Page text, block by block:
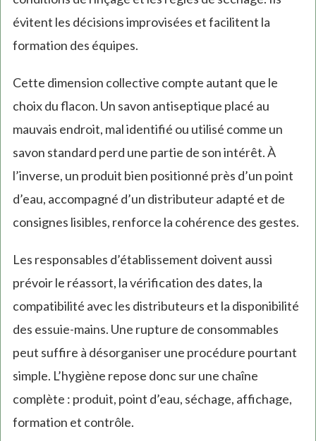
évitent les décisions improvisées et facilitent la
formation des équipes.
Cette dimension collective compte autant que le
choix du flacon. Un savon antiseptique placé au
mauvais endroit, mal identifié ou utilisé comme un
savon standard perd une partie de son intérêt. À
l’inverse, un produit bien positionné près d’un point
d’eau, accompagné d’un distributeur adapté et de
consignes lisibles, renforce la cohérence des gestes.
Les responsables d’établissement doivent aussi
prévoir le réassort, la vérification des dates, la
compatibilité avec les distributeurs et la disponibilité
des essuie-mains. Une rupture de consommables
peut suffire à désorganiser une procédure pourtant
simple. L’hygiène repose donc sur une chaîne
complète : produit, point d’eau, séchage, affichage,
formation et contrôle.